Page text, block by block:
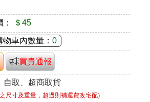
＄45
物車內數量： 0
買貴通報
自取、超商取貨
尺寸及重量，超過則補運費改宅配)